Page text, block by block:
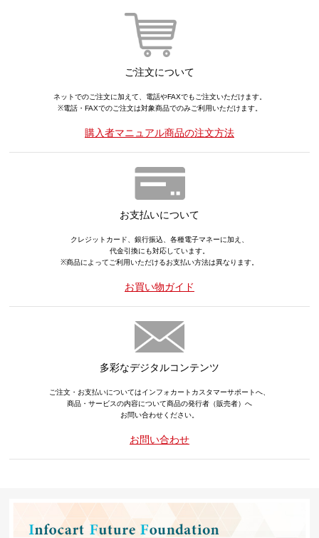
ご注文について
ネットでのご注文に加えて、電話やFAXでもご注文いただけます。
※電話・FAXでのご注文は対象商品でのみご利用いただけます。
購入者マニュアル商品の注文方法
お支払いについて
クレジットカード、銀行振込、各種電子マネーに加え、
代金引換にも対応しています。
※商品によってご利用いただけるお支払い方法は異なります。
お買い物ガイド
多彩なデジタルコンテンツ
ご注文・お支払いについてはインフォカートカスタマーサポートへ、
商品・サービスの内容について商品の発行者（販売者）へ
お問い合わせください。
お問い合わせ